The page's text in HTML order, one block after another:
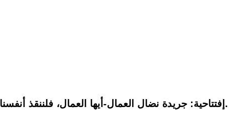
إفتتاحية: جريدة نضال العمال-أيها العمال، فلننقذ أنفسنا!-بقلم:ناتالى آرتو.فرنسا.